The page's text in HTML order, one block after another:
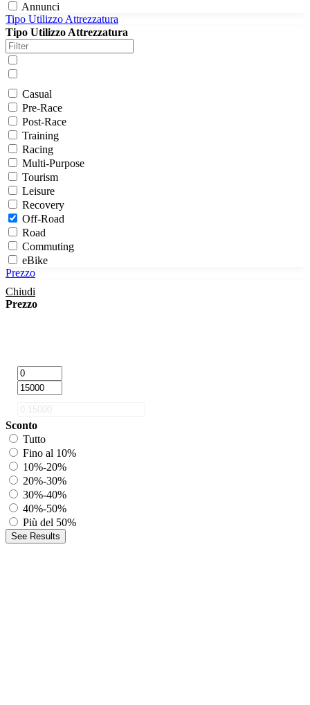
Annunci
Tipo Utilizzo Attrezzatura
Tipo Utilizzo Attrezzatura
Casual
Pre-Race
Post-Race
Training
Racing
Multi-Purpose
Tourism
Leisure
Recovery
Off-Road
Road
Commuting
eBike
Touring
Adventure
Prezzo
Chiudi
Prezzo
Sconto
Tutto
Fino al 10%
10%-20%
20%-30%
30%-40%
40%-50%
Più del 50%
See Results